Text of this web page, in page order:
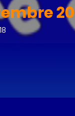
Tamp du 07 juillet 2020